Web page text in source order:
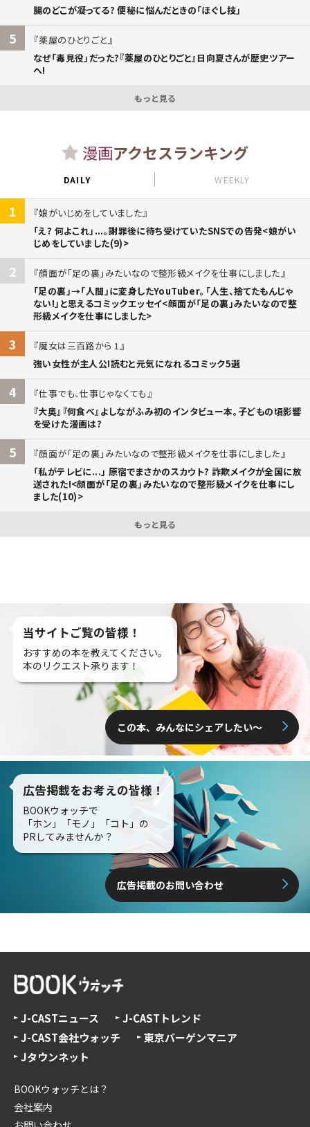
腸のどこが凝ってる? 便秘に悩んだときの「ほぐし技」
5
薬屋のひとりごと
なぜ「毒見役」だった?『薬屋のひとりごと』日向夏さんが歴史ツアー
へ!
もっと見る
漫画アクセスランキング
DAILY WEEKLY
1
娘がいじめをしていました
「え? 何よこれ」...。謝罪後に待ち受けていたSNSでの告発<娘がい
じめをしていました(9)>
2
顔面が「足の裏」みたいなので整形級メイクを仕事にしました
「足の裏」→「人間」に変身したYouTuber。「人生、捨てたもんじゃ
ない!」と思えるコミックエッセイ<顔面が「足の裏」みたいなので整
形級メイクを仕事にしました>
3
魔女は三百路から 1
強い女性が主人公!読むと元気になれるコミック5選
4
仕事でも、仕事じゃなくても
『大奥』『何食べ』よしながふみ初のインタビュー本。子どもの頃影響
を受けた漫画は?
5
顔面が「足の裏」みたいなので整形級メイクを仕事にしました
「私がテレビに...」 原宿でまさかのスカウト? 詐欺メイクが全国に放
送された!<顔面が「足の裏」みたいなので整形級メイクを仕事にし
ました(10)>
もっと見る
当サイトご覧の皆様！
おすすめの本を教えてください。
本のリクエスト承ります！
この本、みんなにシェアしたい〜
広告掲載をお考えの皆様！
BOOKウォッチで
「ホン」「モノ」「コト」の
PRしてみませんか？
広告掲載のお問い合わせ
J-CASTニュース
J-CASTトレンド
J-CAST会社ウォッチ
東京バーゲンマニア
Jタウンネット
BOOKウォッチとは？
会社案内